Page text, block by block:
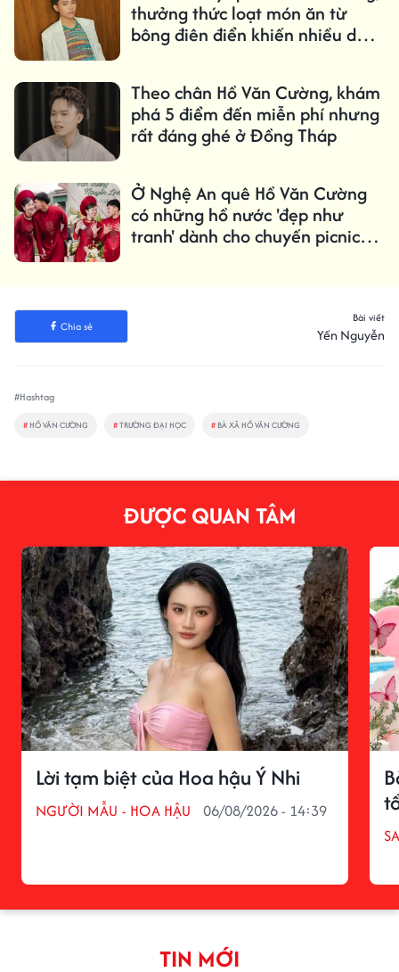
thưởng thức loạt món ăn từ
bông điên điển khiến nhiều du
Theo chân Hồ Văn Cường, khám
phá 5 điểm đến miễn phí nhưng
rất đáng ghé ở Đồng Tháp
Ở Nghệ An quê Hồ Văn Cường
có những hồ nước 'đẹp như
tranh' dành cho chuyến picnic
Chia sẻ
Bài viết
Yến Nguyễn
#Hashtag
# HỒ VĂN CƯỜNG #TRƯỜNG ĐẠI HỌC # BÀ XÃ HỒ VĂN CƯỜNG
ĐƯỢC QUAN TÂM
Lời tạm biệt của Hoa hậu Ý Nhi
NGƯỜI MẪU - HOA HẬU 06/08/2026 - 14:39
TIN MỚI